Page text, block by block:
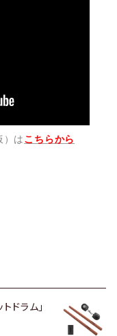
）は こちらから
ドラム」